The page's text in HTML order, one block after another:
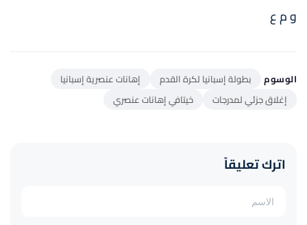
و م ع
الوسوم بطولة إسبانيا لكرة القدم
إهانات عنصرية إسبانيا
إغلاق جزئي لمدرجات
خيتافي إهانات عنصري
اترك تعليقاً